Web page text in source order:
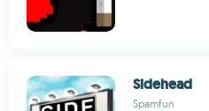
Sidehead
Spamfun